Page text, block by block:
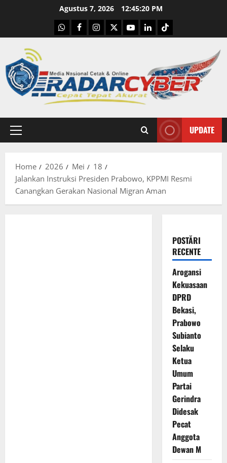
Agustus 7, 2026 12:45:21 PM
WhatsApp
Facebook
Instagram
X YoutubelinkedinTiktok
Primary
UPDATE
Home 2026 Mei
18
Jalankan Instruksi Presiden Prabowo, KPPMI Resmi
Canangkan Gerakan Nasional Migran Aman
POSTĂRI
RECENTE
Arogansi
Kekuasaan
DPRD
Bekasi,
Prabowo
Subianto
Selaku
Ketua
Umum
Partai
Gerindra
Didesak
Pecat
Anggota
Dewan M